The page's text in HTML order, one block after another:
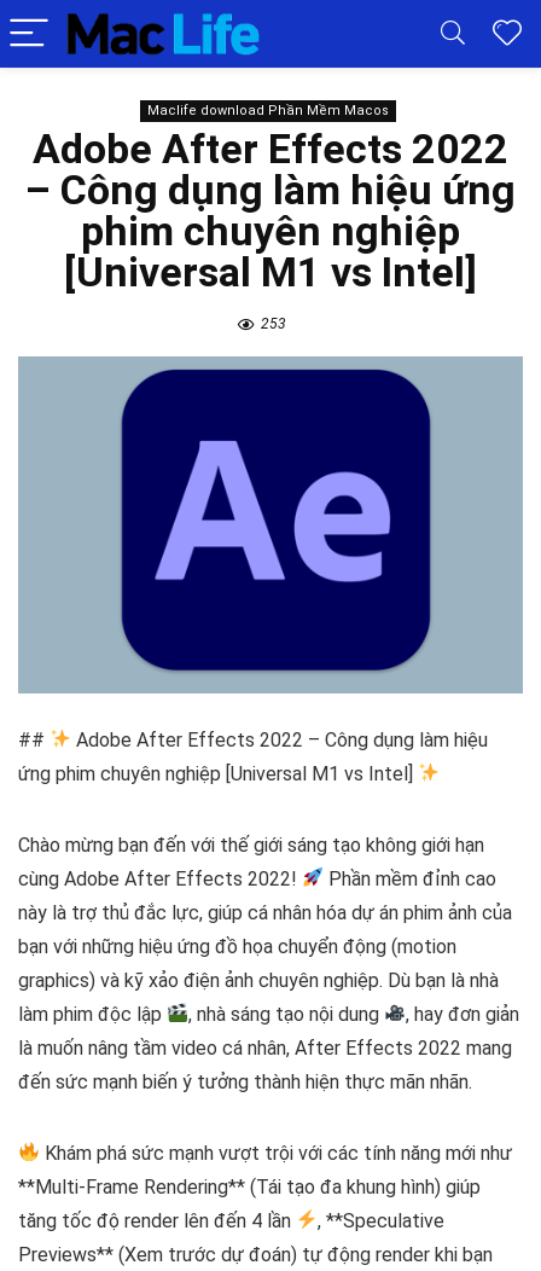
Maclife download Phần Mềm Macos
Adobe After Effects 2022
– Công dụng làm hiệu ứng
phim chuyên nghiệp
[Universal M1 vs Intel]
253
##
Adobe After Effects 2022 – Công dụng làm hiệu
ứng phim chuyên nghiệp [Universal M1 vs Intel]
Chào mừng bạn đến với thế giới sáng tạo không giới hạn
cùng Adobe After Effects 2022!
Phần mềm đỉnh cao
này là trợ thủ đắc lực, giúp cá nhân hóa dự án phim ảnh của
bạn với những hiệu ứng đồ họa chuyển động (motion
graphics) và kỹ xảo điện ảnh chuyên nghiệp. Dù bạn là nhà
làm phim độc lập
, nhà sáng tạo nội dung
, hay đơn giản
là muốn nâng tầm video cá nhân, After Effects 2022 mang
đến sức mạnh biến ý tưởng thành hiện thực mãn nhãn.
Khám phá sức mạnh vượt trội với các tính năng mới như
**Multi-Frame Rendering** (Tái tạo đa khung hình) giúp
tăng tốc độ render lên đến 4 lần
, **Speculative
Previews** (Xem trước dự đoán) tự động render khi bạn